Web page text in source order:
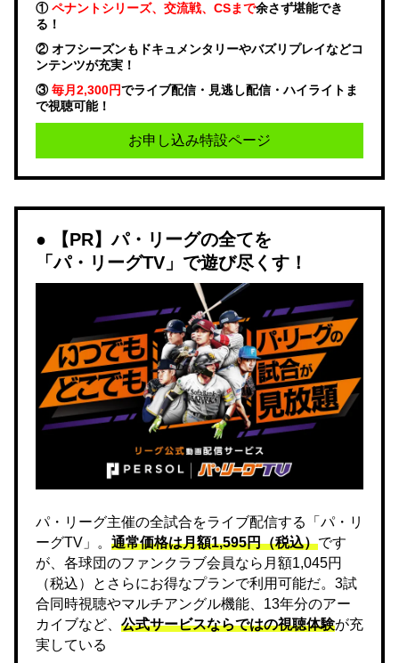
①ペナントシリーズ、交流戦、CSまで余さず堪能でき
る！
② オフシーズンもドキュメンタリーやバズリプレイなどコ
ンテンツが充実！
③毎月2,300円でライブ配信・見逃し配信・ハイライトま
で視聴可能！
お申し込み特設ページ
【PR】パ・リーグの全てを
「パ・リーグTV」で遊び尽くす！
パ・リーグ主催の全試合をライブ配信する「パ・リ
ーグTV」。 通常価格は月額1,595円（税込）です
が、各球団のファンクラブ会員なら月額1,045円
（税込）とさらにお得なプランで利用可能だ。3試
合同時視聴やマルチアングル機能、13年分のアー
カイブなど、 公式サービスならではの視聴体験が充
実している